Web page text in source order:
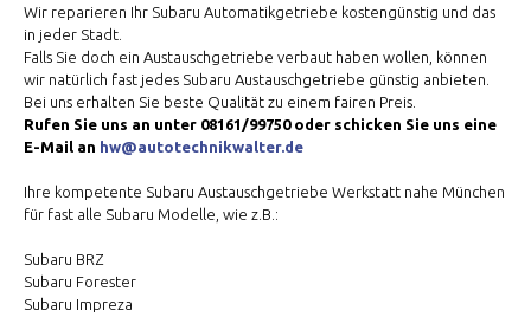
Wir reparieren Ihr Subaru Automatikgetriebe kostengünstig und das
in jeder Stadt.
Falls Sie doch ein Austauschgetriebe verbaut haben wollen, können
wir natürlich fast jedes Subaru Austauschgetriebe günstig anbieten.
Bei uns erhalten Sie beste Qualität zu einem fairen Preis.
Rufen Sie uns an unter 08161/99750 oder schicken Sie uns eine
E-Mail an hw@autotechnikwalter.de
Ihre kompetente Subaru Austauschgetriebe Werkstatt nahe München
für fast alle Subaru Modelle, wie z.B.:
Subaru BRZ
Subaru Forester
Subaru Impreza